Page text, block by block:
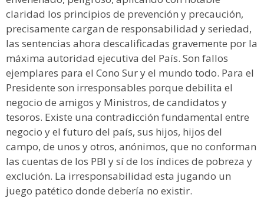
claridad los principios de prevención y precaución,
precisamente cargan de responsabilidad y seriedad,
las sentencias ahora descalificadas gravemente por la
máxima autoridad ejecutiva del País. Son fallos
ejemplares para el Cono Sur y el mundo todo. Para el
Presidente son irresponsables porque debilita el
negocio de amigos y Ministros, de candidatos y
tesoros. Existe una contradicción fundamental entre
negocio y el futuro del país, sus hijos, hijos del
campo, de unos y otros, anónimos, que no conforman
las cuentas de los PBI y sí de los índices de pobreza y
exclución. La irresponsabilidad esta jugando un
juego patético donde debería no existir.